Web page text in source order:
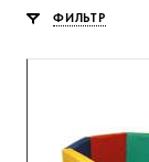
ФИЛЬТР